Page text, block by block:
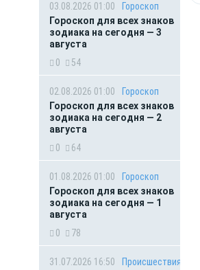
03.08.2026 01:00
Гороскоп
Гороскоп для всех знаков
зодиака на сегодня — 3
августа
0
54
02.08.2026 01:00
Гороскоп
Гороскоп для всех знаков
зодиака на сегодня — 2
августа
0
64
01.08.2026 01:00
Гороскоп
Гороскоп для всех знаков
зодиака на сегодня — 1
августа
0
78
31.07.2026 16:50
Происшествия